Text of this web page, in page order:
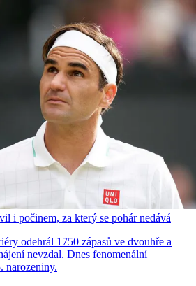
i počinem, za který se pohár nedává
odehrál 1750 zápasů ve dvouhře a
nevzdal. Dnes fenomenální
narozeniny.